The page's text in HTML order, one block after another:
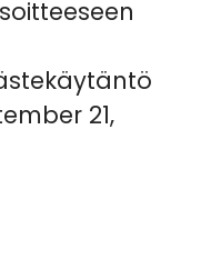
21,